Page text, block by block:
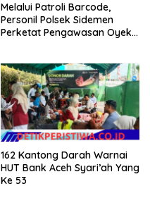
Melalui Patroli Barcode,
Personil Polsek Sidemen
Perketat Pengawasan Oyek
162 Kantong Darah Warnai
HUT Bank Aceh Syari’ah Yang
Ke 53